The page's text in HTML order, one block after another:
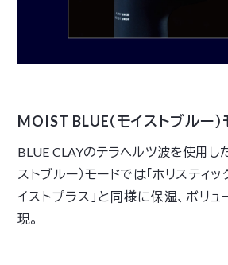
MOIST BLUE（モイストブルー）
BLUE CLAYのテラヘルツ波を使用し
ストブルー）モードでは「ホリスティ
イストプラス」と同様に保湿、ボリ
現。